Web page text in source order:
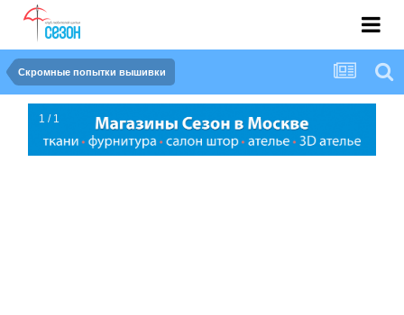
Скромные попытки вышивки
1 / 1